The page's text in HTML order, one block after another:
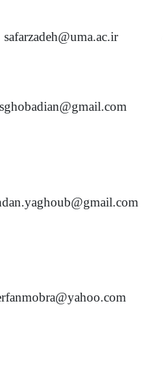
safarzadeh@uma.ac.ir